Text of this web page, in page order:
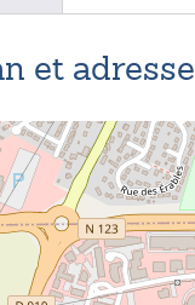
et adresse